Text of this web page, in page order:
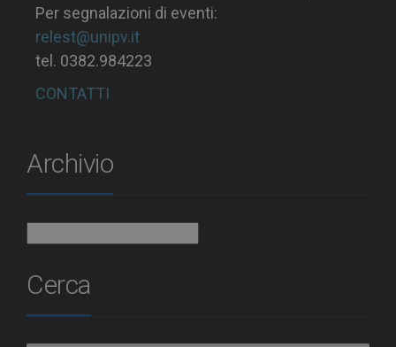
Per segnalazioni di eventi:
relest@unipv.it
tel. 0382.984223
CONTATTI
Archivio
Cerca